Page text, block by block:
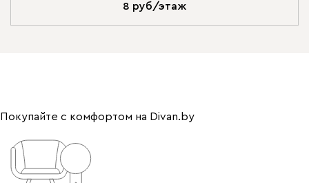
8 руб/этаж
Покупайте с комфортом на Divan.by